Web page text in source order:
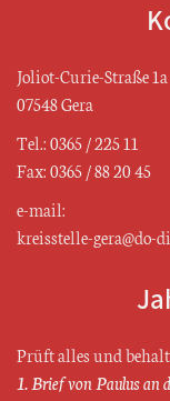
Joliot-Curie-Straße 1a
07548 Gera
Tel.: 0365 / 225 11
Fax: 0365 / 88 20 45
e-mail:
kreisstelle-gera@do-
Prüft alles und
1. Brief von Paulus an